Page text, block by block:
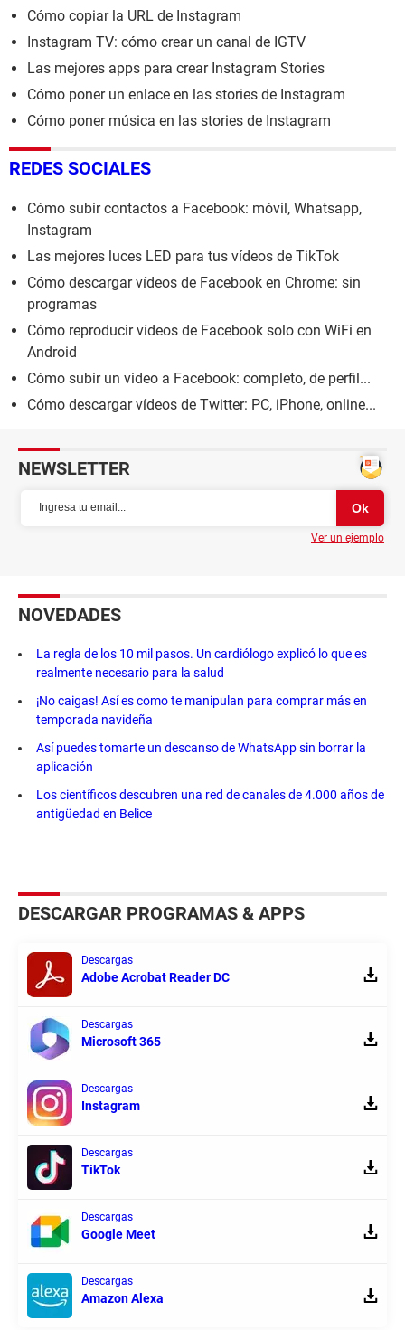
Cómo copiar la URL de Instagram
Instagram TV: cómo crear un canal de IGTV
Las mejores apps para crear Instagram Stories
Cómo poner un enlace en las stories de Instagram
Cómo poner música en las stories de Instagram
REDES SOCIALES
Cómo subir contactos a Facebook: móvil, Whatsapp,
Instagram
Las mejores luces LED para tus vídeos de TikTok
Cómo descargar vídeos de Facebook en Chrome: sin
programas
Cómo reproducir vídeos de Facebook solo con WiFi en
Android
Cómo subir un video a Facebook: completo, de perfil...
Cómo descargar vídeos de Twitter: PC, iPhone, online...
NEWSLETTER
Ver un ejemplo
NOVEDADES
La regla de los 10 mil pasos. Un cardiólogo explicó lo que es
realmente necesario para la salud
¡No caigas! Así es como te manipulan para comprar más en
temporada navideña
Así puedes tomarte un descanso de WhatsApp sin borrar la
aplicación
Los científicos descubren una red de canales de 4.000 años de
antigüedad en Belice
DESCARGAR PROGRAMAS & APPS
Descargas
Adobe Acrobat Reader DC
Descargas
Microsoft 365
Descargas
Instagram
Descargas
TikTok
Descargas
Google Meet
Descargas
Amazon Alexa